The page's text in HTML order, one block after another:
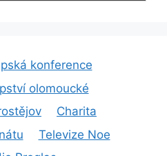
konference
olomoucké
Charita
Televize Noe